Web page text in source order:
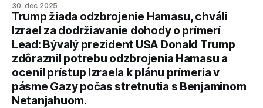
30. dec 2025
Trump žiada odzbrojenie Hamasu, chváli
Izrael za dodržiavanie dohody o prímerí
Lead: Bývalý prezident USA Donald Trump
zdôraznil potrebu odzbrojenia Hamasu a
ocenil prístup Izraela k plánu prímeria v
pásme Gazy počas stretnutia s Benjaminom
Netanjahuom.